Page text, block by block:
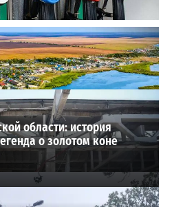
водителей Одессы: на АЗС
2
области: история
о золотом коне